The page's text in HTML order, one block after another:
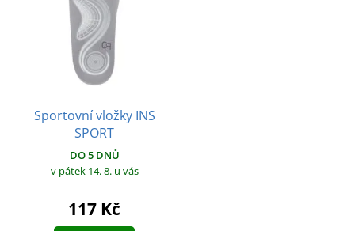
Sportovní vložky INS
SPORT
DO 5 DNŮ
v pátek 14. 8. u vás
117 Kč